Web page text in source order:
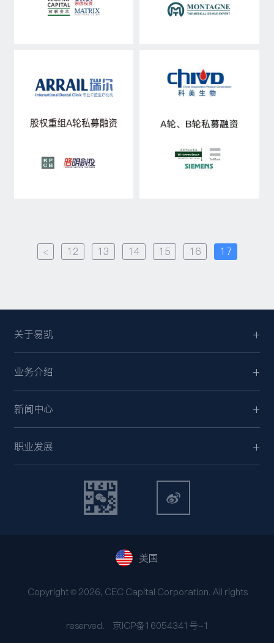
< 12 13 14 15 16 17
关于易凯
业务介绍
新闻中心
职业发展
美国
Copyright © 2026, CEC Capital Corporation. All rights
reserved. 京ICP备16054341号-1